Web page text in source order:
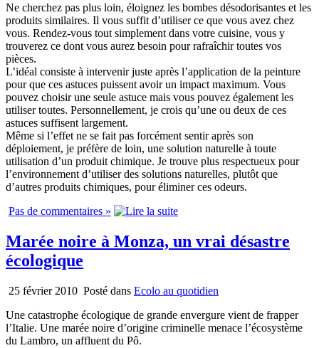
Ne cherchez pas plus loin, éloignez les bombes désodorisantes et les
produits similaires. Il vous suffit d’utiliser ce que vous avez chez
vous. Rendez-vous tout simplement dans votre cuisine, vous y
trouverez ce dont vous aurez besoin pour rafraîchir toutes vos
pièces.
L’idéal consiste à intervenir juste après l’application de la peinture
pour que ces astuces puissent avoir un impact maximum. Vous
pouvez choisir une seule astuce mais vous pouvez également les
utiliser toutes. Personnellement, je crois qu’une ou deux de ces
astuces suffisent largement.
Même si l’effet ne se fait pas forcément sentir après son
déploiement, je préfère de loin, une solution naturelle à toute
utilisation d’un produit chimique. Je trouve plus respectueux pour
l’environnement d’utiliser des solutions naturelles, plutôt que
d’autres produits chimiques, pour éliminer ces odeurs.
Pas de commentaires »
Marée noire à Monza, un vrai désastre
écologique
25 février 2010 Posté dans Ecolo au quotidien
Une catastrophe écologique de grande envergure vient de frapper
l’Italie. Une marée noire d’origine criminelle menace l’écosystème
du Lambro, un affluent du Pô.